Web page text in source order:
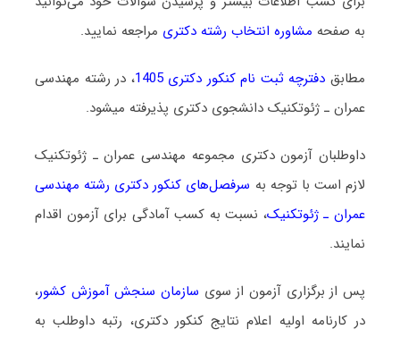
به صفحه مشاوره انتخاب رشته دکتری مراجعه نمایید.
مطابق دفترچه ثبت نام کنکور دکتری 1405
، در رشته ﻣﻬﻨﺪسی
ﻋﻤﺮان ـ ژئوتکنیک دانشجوی دکتری پذیرفته میشود.
داوطلبان آزمون دکتری مجموعه ﻣﻬﻨﺪسی ﻋﻤﺮان ـ ژئوتکنیک
لازم است با توجه به سرفصل‌های کنکور دکتری رشته ﻣﻬﻨﺪسی
ﻋﻤﺮان ـ ژئوتکنیک، نسبت به کسب آمادگی برای آزمون اقدام
نمایند.
پس از برگزاری آزمون از سوی سازمان سنجش آموزش کشور،
در کارنامه اولیه اعلام نتایج کنکور دکتری، رتبه داوطلب به